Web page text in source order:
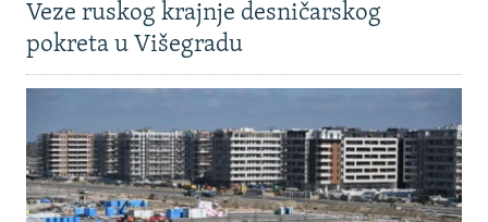
Veze ruskog krajnje desničarskog
pokreta u Višegradu